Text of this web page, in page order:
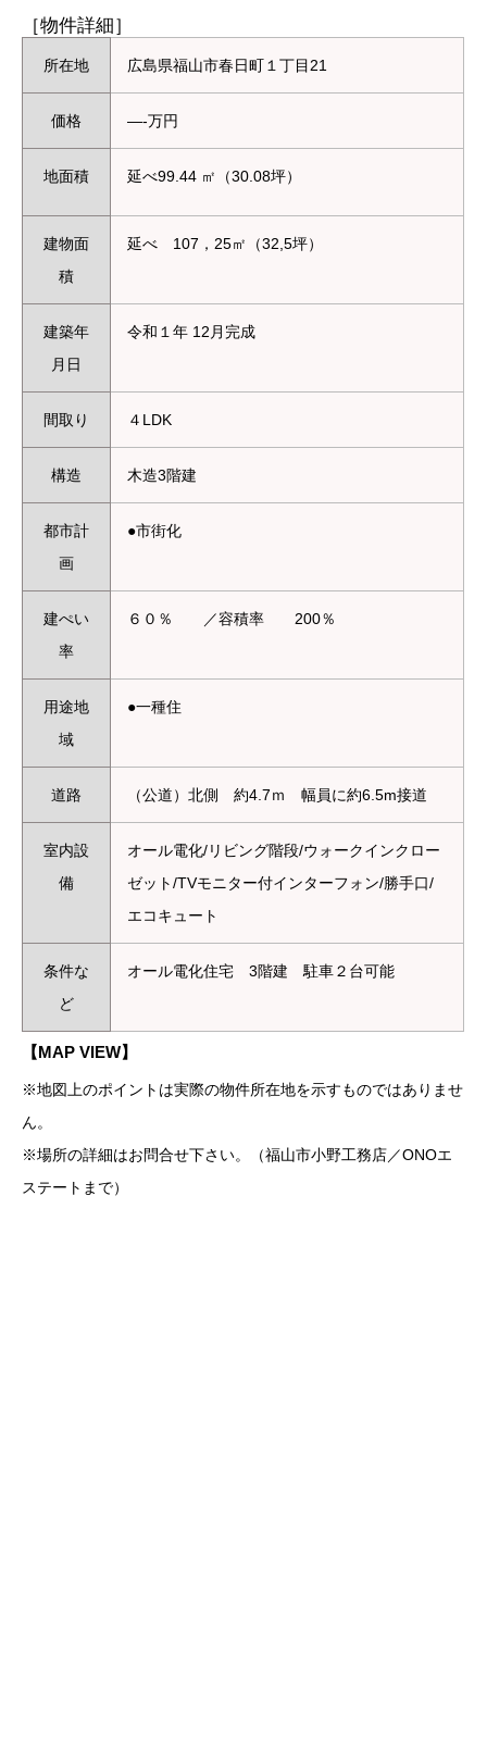
［物件詳細］
所在地 広島県福山市春日町１丁目21
価格 —-万円
地面積 延べ99.44 ㎡（30.08坪）
建物面
積
延べ 107，25㎡（32,5坪）
建築年
月日
令和１年 12月完成
間取り ４LDK
構造 木造3階建
都市計
画
●市街化
建ぺい
率
６０％ ／容積率 200％
用途地
域
●一種住
道路 （公道）北側 約4.7ｍ 幅員に約6.5m接道
室内設
備
オール電化/リビング階段/ウォークインクロー
ゼット/TVモニター付インターフォン/勝手口/
エコキュート
条件な
ど
オール電化住宅 3階建 駐車２台可能
【MAP VIEW】
※地図上のポイントは実際の物件所在地を示すものではありませ
ん。
※場所の詳細はお問合せ下さい。（福山市小野工務店／ONOエ
ステートまで）